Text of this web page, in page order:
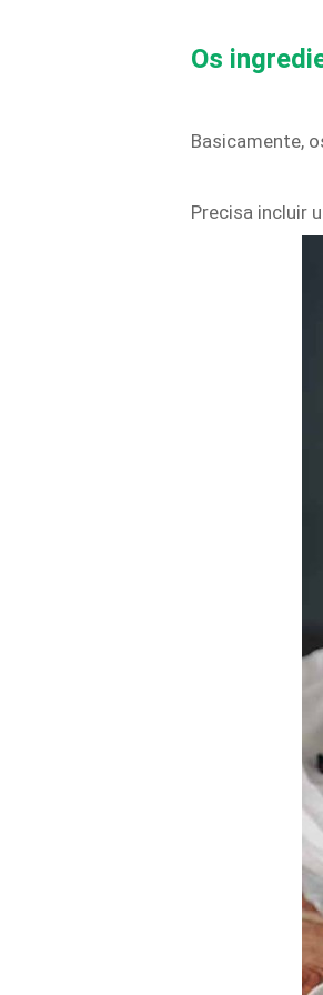
Os
Basicamente,
Precisa incluir